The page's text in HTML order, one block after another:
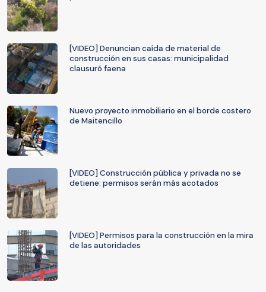
[VIDEO] Denuncian caída de material de
construcción en sus casas: municipalidad
clausuró faena
Nuevo proyecto inmobiliario en el borde costero
de Maitencillo
[VIDEO] Construcción pública y privada no se
detiene: permisos serán más acotados
[VIDEO] Permisos para la construcción en la mira
de las autoridades